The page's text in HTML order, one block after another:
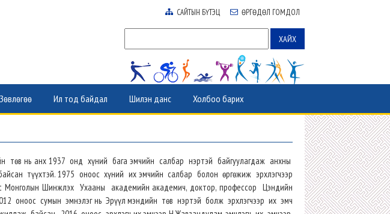
САЙТЫН БҮТЭЦ ӨРГӨДӨЛ ГОМДОЛ
Зөвлөгөө Ил тод байдал Шилэн данс Холбоо барих
нь анх 1937 онд хүний бага эмчийн салбар нэртэй байгуулагдаж анхны
түүхтэй. 1975 оноос хүний их эмчийн салбар болон өргөжиж эрхлэгчээр
Шинжлэх Ухааны академийн академич, доктор, профессор Цэндийн
оноос сумын эмнэлэг нь Эрүүл мэндийн төв нэртэй болж эрхлэгчээр их эмч